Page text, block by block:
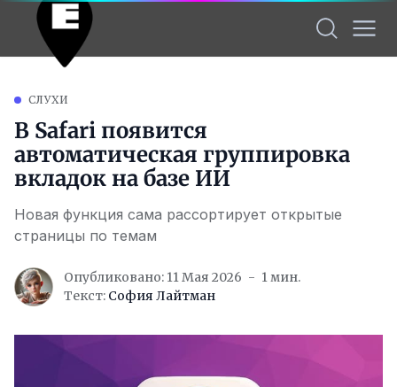
СЛУХИ
В Safari появится
автоматическая группировка
вкладок на базе ИИ
Новая функция сама рассортирует открытые
страницы по темам
Опубликовано: 11 Мая 2026
1 мин.
Текст: София Лайтман